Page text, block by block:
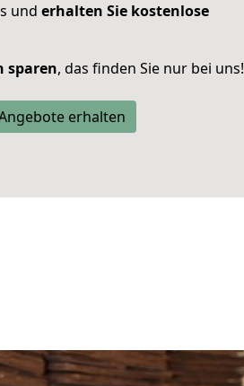
und erhalten Sie kostenlose
sparen, das finden Sie nur bei uns!
erhalten